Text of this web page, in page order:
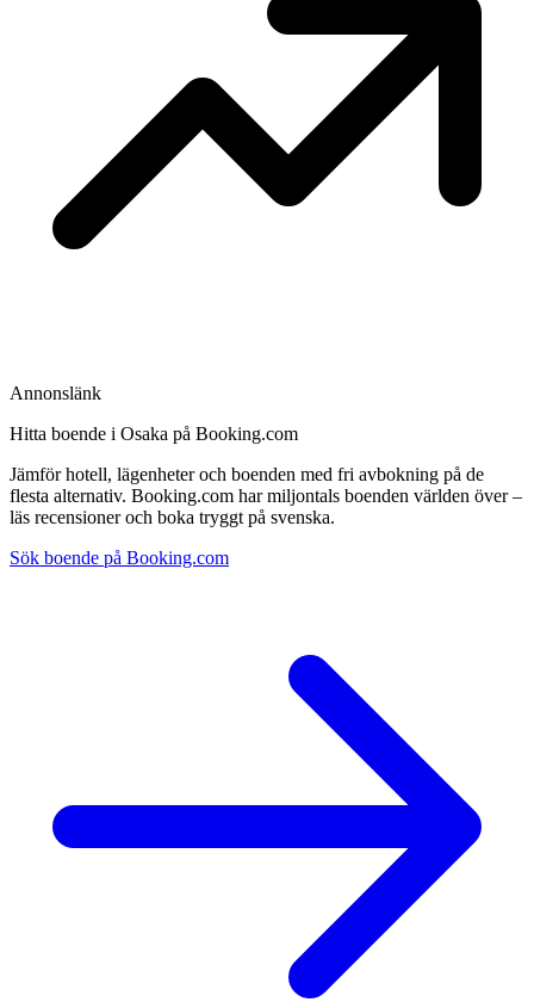
Annonslänk
Hitta boende i Osaka på Booking.com
Jämför hotell, lägenheter och boenden med fri avbokning på de
flesta alternativ. Booking.com har miljontals boenden världen över –
läs recensioner och boka tryggt på svenska.
Sök boende på Booking.com